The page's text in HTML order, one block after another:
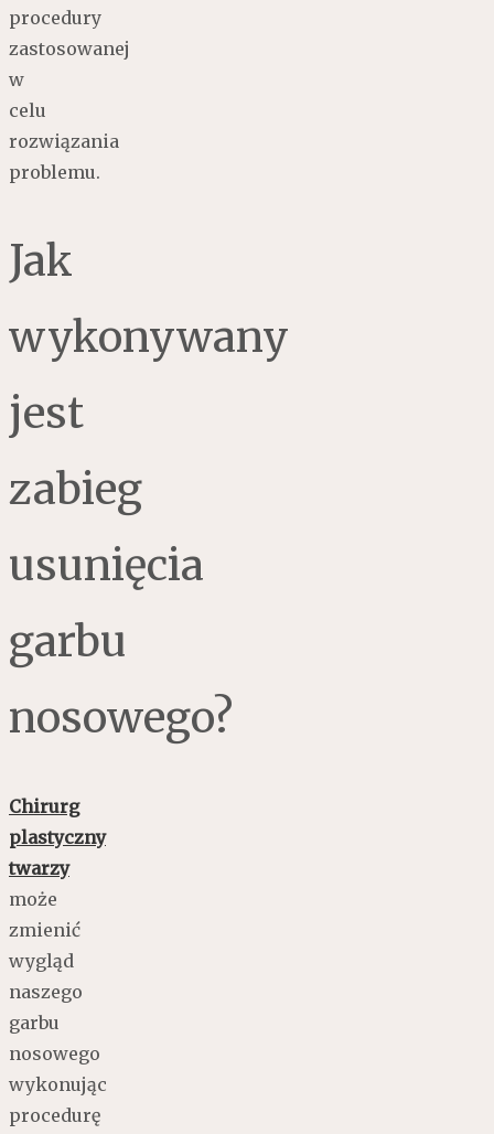
procedury
zastosowanej
w
celu
rozwiązania
problemu.
Jak
wykonywany
jest
zabieg
usunięcia
garbu
nosowego?
Chirurg
plastyczny
twarzy
może
zmienić
wygląd
naszego
garbu
nosowego
wykonując
procedurę